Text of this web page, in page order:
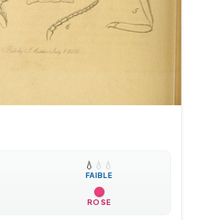
💧 💧 💧
FAIBLE
ROSE